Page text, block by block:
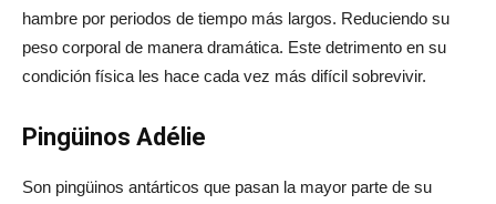
hambre por periodos de tiempo más largos. Reduciendo su
peso corporal de manera dramática. Este detrimento en su
condición física les hace cada vez más difícil sobrevivir.
Pingüinos Adélie
Son pingüinos antárticos que pasan la mayor parte de su